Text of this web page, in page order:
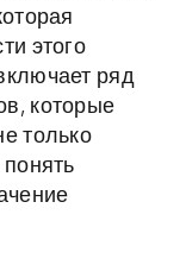
этого
ряд
которые
только